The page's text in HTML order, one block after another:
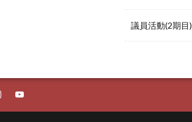
議員活動(2期目)